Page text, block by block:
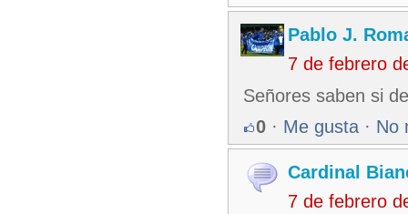
Pablo J.
7 de febrero
Señores saben si
0 · Me gusta · No
Cardinal
7 de febrero